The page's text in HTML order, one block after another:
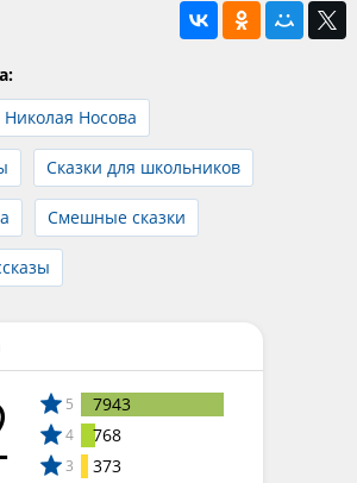
Носова
Сказки для школьников
Смешные сказки
5 7943
4 768
3 373